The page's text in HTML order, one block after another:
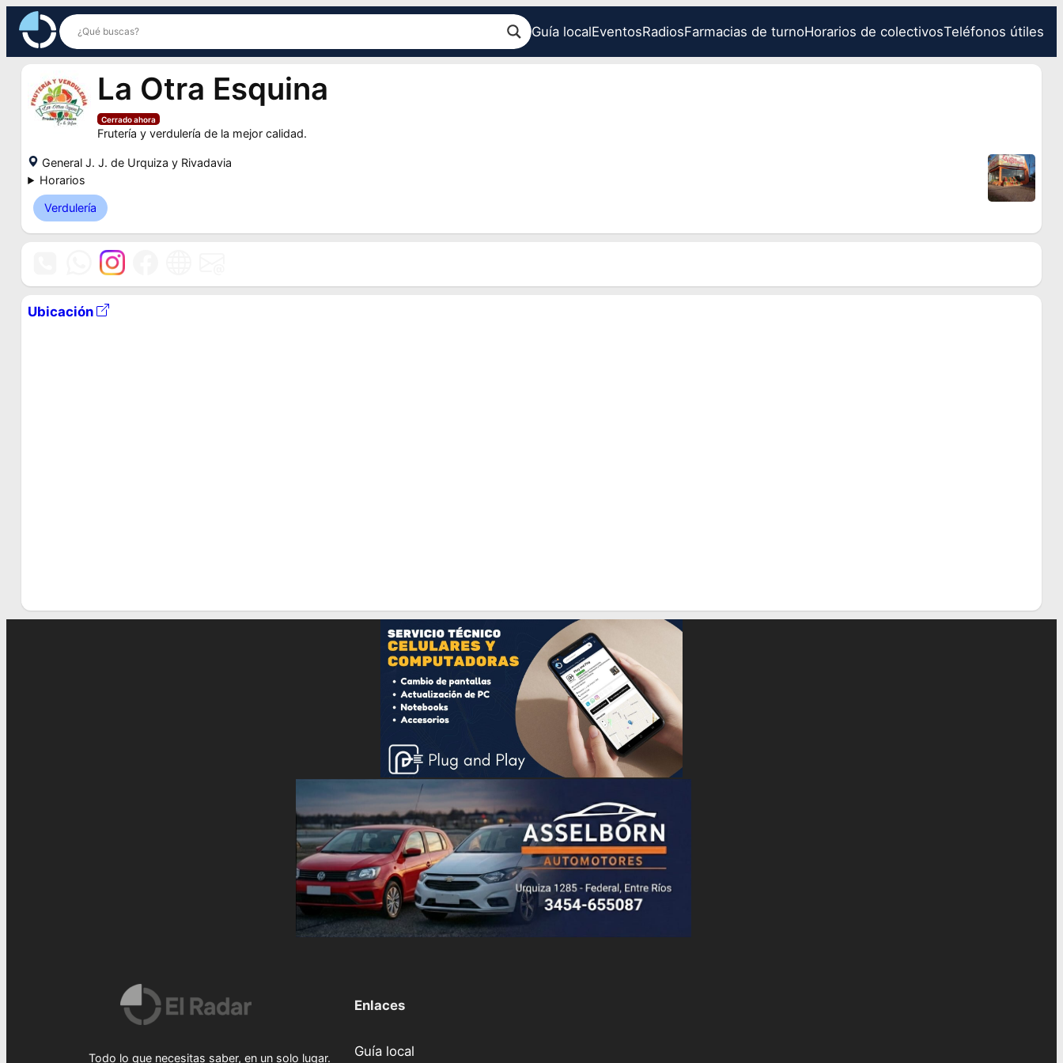
Saltar
contenido
Guía localEventosRadiosFarmacias de turnoHorarios de colectivosTeléfonos útiles
La Otra Esquina
Cerrado ahora
Frutería y verdulería de la mejor calidad.
General J. J. de Urquiza y Rivadavia
Horarios
Verdulería
Ubicación
Todo lo que necesitas saber, en un solo lugar.
Enlaces
Guía local